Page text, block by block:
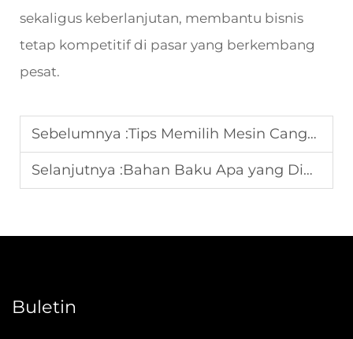
sekaligus keberlanjutan, membantu bisnis
tetap kompetitif di pasar yang berkembang
pesat.
Sebelumnya :Tips Memilih Mesin Cangkir Kertas untuk Industri Minuman
Selanjutnya :Bahan Baku Apa yang Dibutuhkan untuk Mesin Pembuat Kertas Honeycomb
Buletin